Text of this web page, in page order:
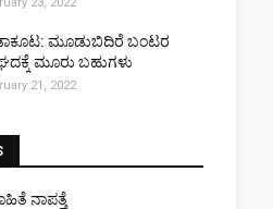
ಮೂಡುಬಿದಿರೆ ಬಂಟರ
ಮೂರು ಬಹುಗಳು
21, 2022
ನಾಪತ್ತೆ